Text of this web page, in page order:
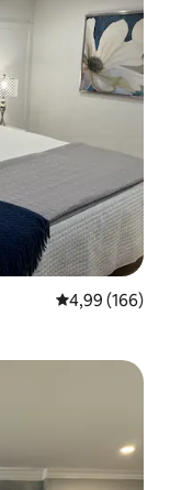
4,99 de uma
4,99 (166)